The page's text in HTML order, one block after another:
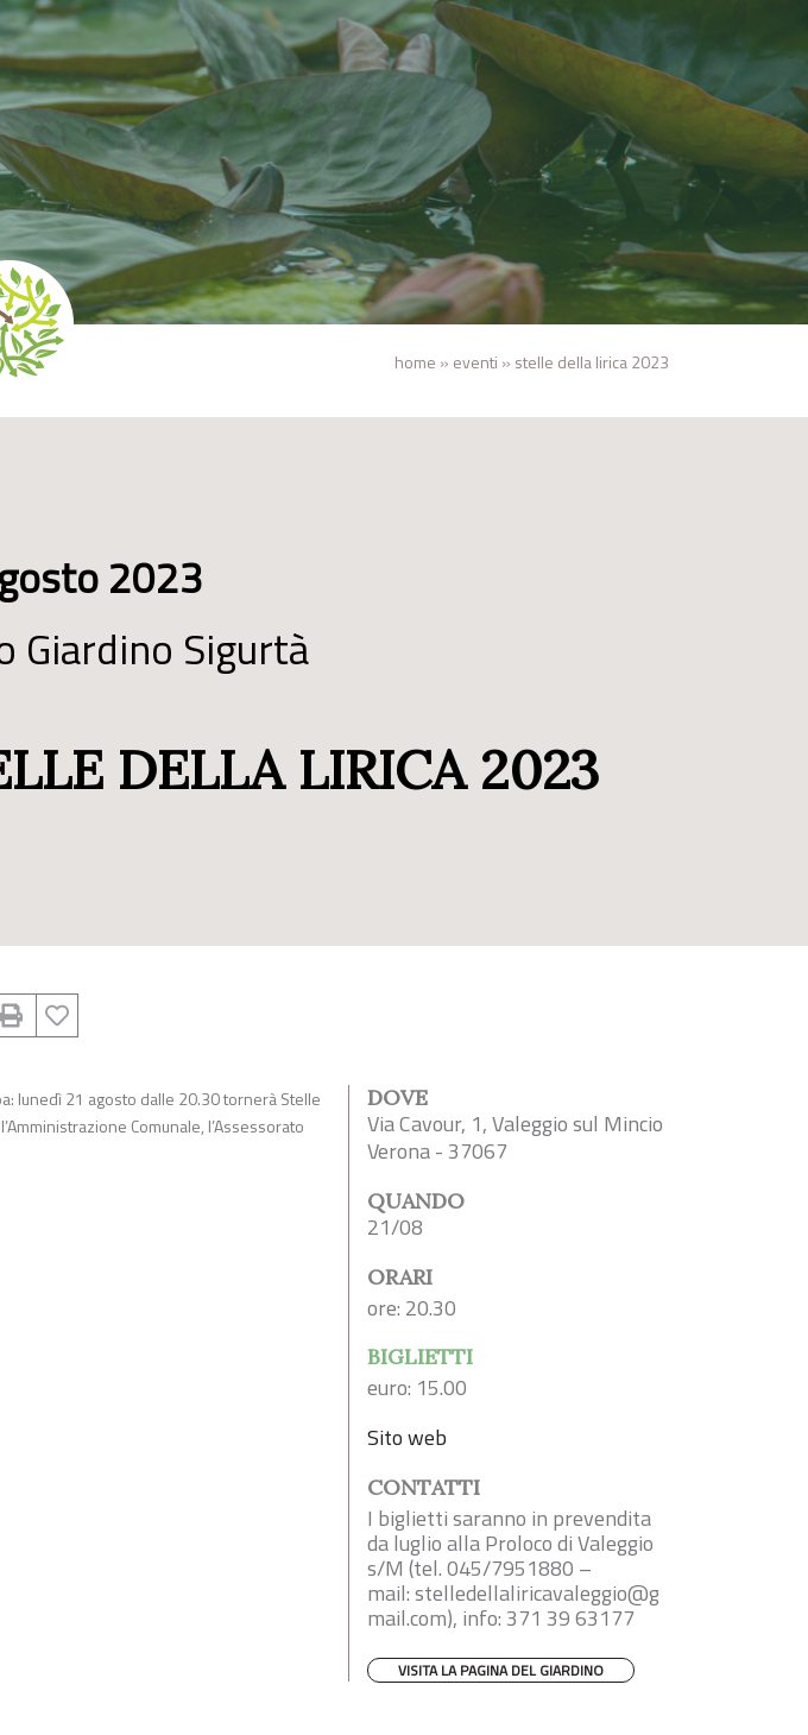
home » eventi » stelle della lirica 2023
2023
Giardino Sigurtà
DELLA LIRICA 2023
lunedì 21 agosto dalle 20.30 tornerà Stelle
Comunale, l’Assessorato
DOVE
Via Cavour, 1, Valeggio sul Mincio
Verona - 37067
QUANDO
21/08
ORARI
ore: 20.30
BIGLIETTI
euro: 15.00
Sito web
CONTATTI
I biglietti saranno in prevendita
da luglio alla Proloco di Valeggio
s/M (tel. 045/7951880 –
mail:stelledellaliricavaleggio@g
mail.com), info: 371 39 63177
VISITA LA PAGINA DEL GIARDINO